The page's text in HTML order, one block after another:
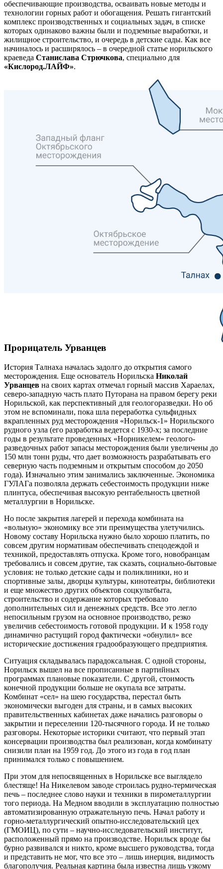
обеспечивающие производства, осваивать новые методы и
технологии горных работ и обогащения. Решать гигантский
комплекс производственных и социальных задач, в списке
которых одинаково важны были и подземные выработки, и
жилищное строительство, и очередь в детские сады. Как все
начиналось и расширялось – в очередной статье норильского
краеведа Станислава Стрючкова, специально для
«Кислород.ЛАЙФ».
Прорицатель Урванцев
История Талнаха началась задолго до открытия самого
месторождения. Еще основатель Норильска Николай
Урванцев на своих картах отмечал горный массив Хараелах,
северо-западную часть плато Путорана на правом берегу реки
Норильской, как перспективный для геологоразведки. Но об
этом не вспоминали, пока шла переработка сульфидных
вкрапленных руд месторождения «Норильск-1» Норильского
рудного узла (его разработка ведется с 1930-х; за последние
годы в результате проведенных «Норникелем» геолого-
разведочных работ запасы месторождения были увеличены до
150 млн тонн руды, что дает возможность разрабатывать его
северную часть подземным и открытым способом до 2050
года). Изначально этим занимались заключенные. Экономика
ГУЛАГа позволяла держать себестоимость продукции ниже
плинтуса, обеспечивая высокую рентабельность цветной
металлургии в Норильске.
Но после закрытия лагерей и перехода комбината на
«вольную» экономику все эти преимущества улетучились.
Новому составу Норильска нужно было хорошо платить, по
совсем другим нормативам обеспечивать спецодеждой и
техникой, предоставлять отпуска. Кроме того, новобранцам
требовались и совсем другие, так сказать, социально-бытовые
условия: не только детские сады и поликлиники, но и
спортивные залы, дворцы культуры, кинотеатры, библиотеки
и еще множество других объектов соцкультбыта,
строительство и содержание которых требовало
дополнительных сил и денежных средств. Все это легло
непосильным грузом на основное производство, резко
увеличив себестоимость готовой продукции. И к 1958 году
динамично растущий город фактически «обнулил» все
исторические достижения градообразующего предприятия.
Ситуация складывалась парадоксальная. С одной стороны,
Норильск вышел на все прописанные в партийных
программах плановые показатели. С другой, стоимость
конечной продукции больше не окупала все затраты.
Комбинат «сел» на шею государства, перестал быть
экономически выгоден для страны, и в самых высоких
правительственных кабинетах даже начались разговоры о
закрытии и переселении 120-тысячного города. И не только
разговоры. Некоторые историки считают, что первый этап
консервации производства был реализован, когда комбинату
снизили план на 1959 год. До этого из года в год план
принимался только с повышением.
При этом для непосвященных в Норильске все выглядело
блестяще! На Никелевом заводе строилась рудно-термическая
печь – последнее слово науки и техники в пирометаллургии
того периода. На Медном вводили в эксплуатацию полностью
автоматизированную отражательную печь. Начал работу и
горно-металлургический опытно-исследовательский цех
(ГМОИЦ), по сути – научно-исследовательский институт,
расположенный прямо на производстве. Норильск вроде бы
бурно развивался и никто, кроме высшего руководства, тогда
и представить не мог, что все это – лишь инерция, видимость
благополучия. Реальная картина была известна лишь узкому